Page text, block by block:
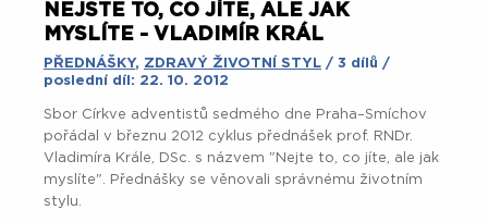
NEJSTE TO, CO JÍTE, ALE JAK
MYSLÍTE - VLADIMÍR KRÁL
PŘEDNÁŠKY, ZDRAVÝ ŽIVOTNÍ STYL / 3 dílů /
poslední díl: 22. 10. 2012
Sbor Církve adventistů sedmého dne Praha–Smíchov
pořádal v březnu 2012 cyklus přednášek prof. RNDr.
Vladimíra Krále, DSc. s názvem "Nejte to, co jíte, ale jak
myslíte". Přednášky se věnovali správnému životním
stylu.